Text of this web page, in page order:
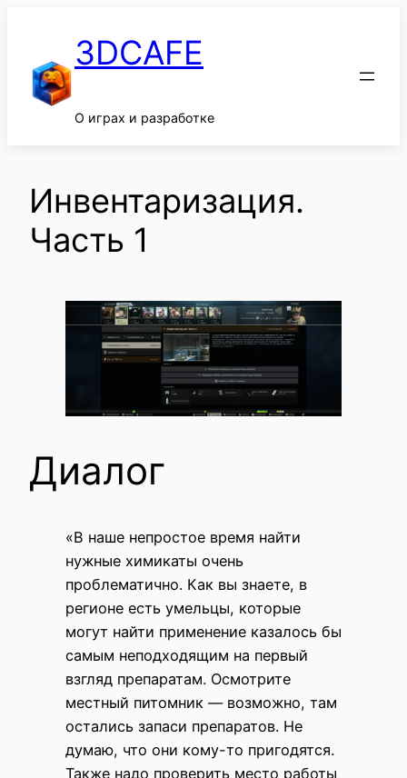
содержимому3DCAFE
О играх и разработке
Инвентаризация.
Часть 1
Диалог
«В наше непростое время найти
нужные химикаты очень
проблематично. Как вы знаете, в
регионе есть умельцы, которые
могут найти применение казалось бы
самым неподходящим на первый
взгляд препаратам. Осмотрите
местный питомник — возможно, там
остались запаси препаратов. Не
думаю, что они кому-то пригодятся.
Также надо проверить место работы